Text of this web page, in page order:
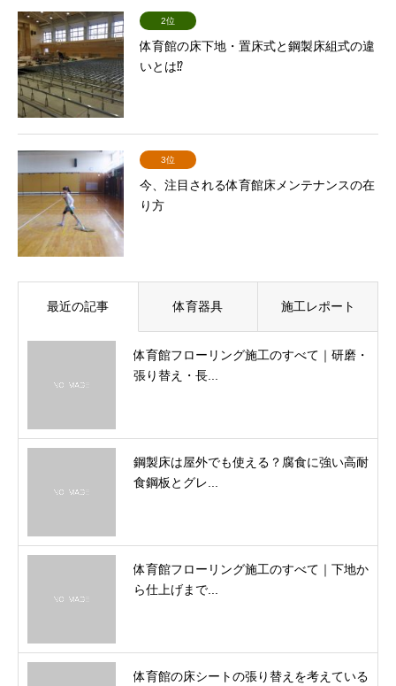
2位
体育館の床下地・置床式と鋼製床組式の違
いとは⁉
3位
今、注目される体育館床メンテナンスの在
り方
最近の記事 体育器具 施工レポート
体育館フローリング施工のすべて｜研磨・
張り替え・長...
鋼製床は屋外でも使える？腐食に強い高耐
食鋼板とグレ...
体育館フローリング施工のすべて｜下地か
ら仕上げまで...
体育館の床シートの張り替えを考えている